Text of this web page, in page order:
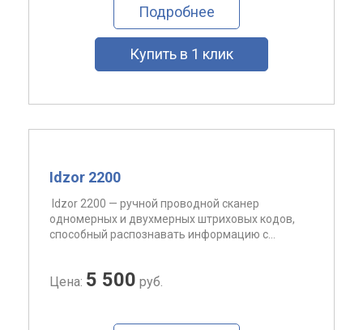
Подробнее
Купить в 1 клик
Idzor 2200
Idzor 2200 — ручной проводной сканер
одномерных и двухмерных штриховых кодов,
способный распознавать информацию с...
Цена: 5 500 руб.